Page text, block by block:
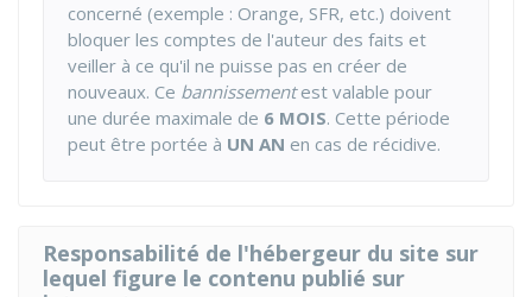
concerné (exemple : Orange, SFR, etc.) doivent
bloquer les comptes de l'auteur des faits et
veiller à ce qu'il ne puisse pas en créer de
nouveaux. Ce bannissementest valable pour
une durée maximale de 6 MOIS. Cette période
peut être portée à UN AN en cas de récidive.
Responsabilité de l'hébergeur du site sur
lequel figure le contenu publié sur